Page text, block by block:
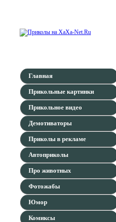
Главная
Прикольные картинки
Прикольное видео
Демотиваторы
Приколы в рекламе
Автоприколы
Про животных
Фотожабы
Юмор
Комиксы